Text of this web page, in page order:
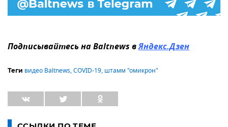
Подписывайтесь на Baltnews вЯндекс.Дзен
Теги видео Baltnews,COVID-19, штамм "омикрон"